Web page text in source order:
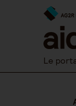
Le